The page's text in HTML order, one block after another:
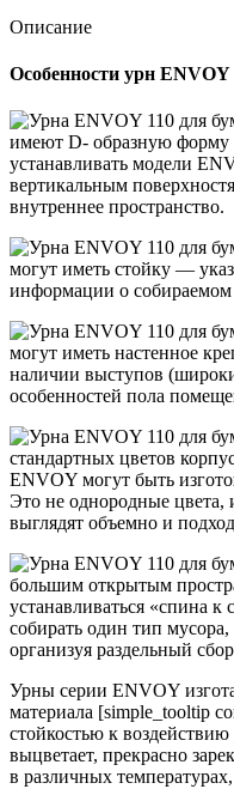
Описание
Особенности урн ENVOY
имеют D- образную форму
устанавливать модели
вертикальным
внутреннее пространство.
могут иметь стойку —
информации о собираемом
могут иметь настенное
наличии выступов
особенностей пола
стандартных цветов
ENVOY могут быть
Это не однородные
выглядят объемно и
большим открытым
устанавливаться «спина
собирать один тип
организуя раздельный
Урны серии ENVOY
материала [simple_tooltip
стойкостью к воздействию
выцветает, прекрасно
в различных